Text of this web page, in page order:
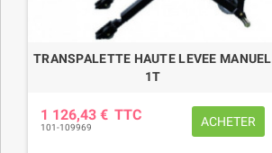
TRANSPALETTE HAUTE LEVEE MANUEL
1T
1 126,43 € TTC
101-109969 ACHETER